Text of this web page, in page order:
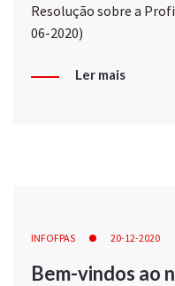
Resolução sobre a
06-2020)
Ler mais
INFOFPAS 20-12-2020
Bem-vindos ao